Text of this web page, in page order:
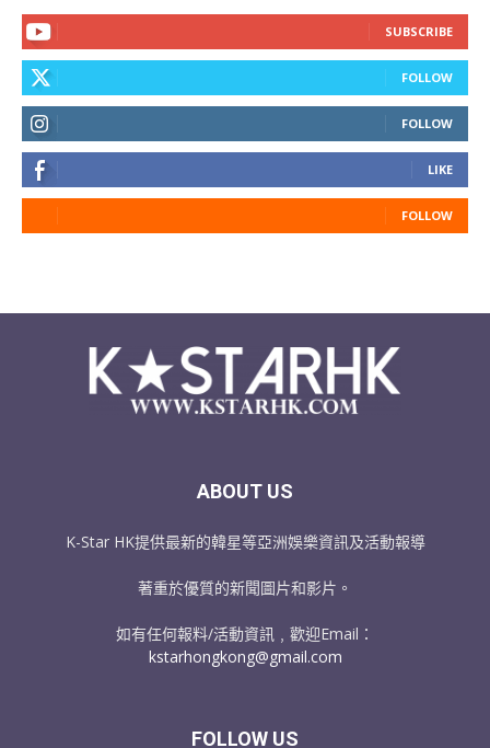
SUBSCRIBE
FOLLOW
FOLLOW
LIKE
FOLLOW
ABOUT US
K-Star HK提供最新的韓星等亞洲娛樂資訊及活動報導
著重於優質的新聞圖片和影片。
如有任何報料/活動資訊﹐歡迎Email：
kstarhongkong@gmail.com
FOLLOW US